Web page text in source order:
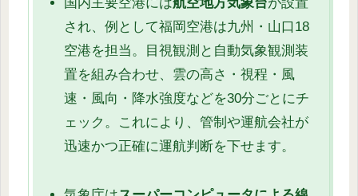
され、例として福岡空港は九州・山口18
空港を担当。目視観測と自動気象観測装
置を組み合わせ、雲の高さ・視程・風
速・風向・降水強度などを30分ごとにチ
ェック。これにより、管制や運航会社が
迅速かつ正確に運航判断を下せます。